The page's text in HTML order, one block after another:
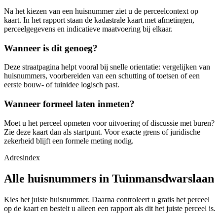
Na het kiezen van een huisnummer ziet u de perceelcontext op
kaart. In het rapport staan de kadastrale kaart met afmetingen,
perceelgegevens en indicatieve maatvoering bij elkaar.
Wanneer is dit genoeg?
Deze straatpagina helpt vooral bij snelle orientatie: vergelijken van
huisnummers, voorbereiden van een schutting of toetsen of een
eerste bouw- of tuinidee logisch past.
Wanneer formeel laten inmeten?
Moet u het perceel opmeten voor uitvoering of discussie met buren?
Zie deze kaart dan als startpunt. Voor exacte grens of juridische
zekerheid blijft een formele meting nodig.
Adresindex
Alle huisnummers in Tuinmansdwarslaan
Kies het juiste huisnummer. Daarna controleert u gratis het perceel
op de kaart en bestelt u alleen een rapport als dit het juiste perceel is.